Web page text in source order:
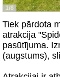
1/8
Tiek pārdota
atrakcija
pasūtījuma.
(augstums),